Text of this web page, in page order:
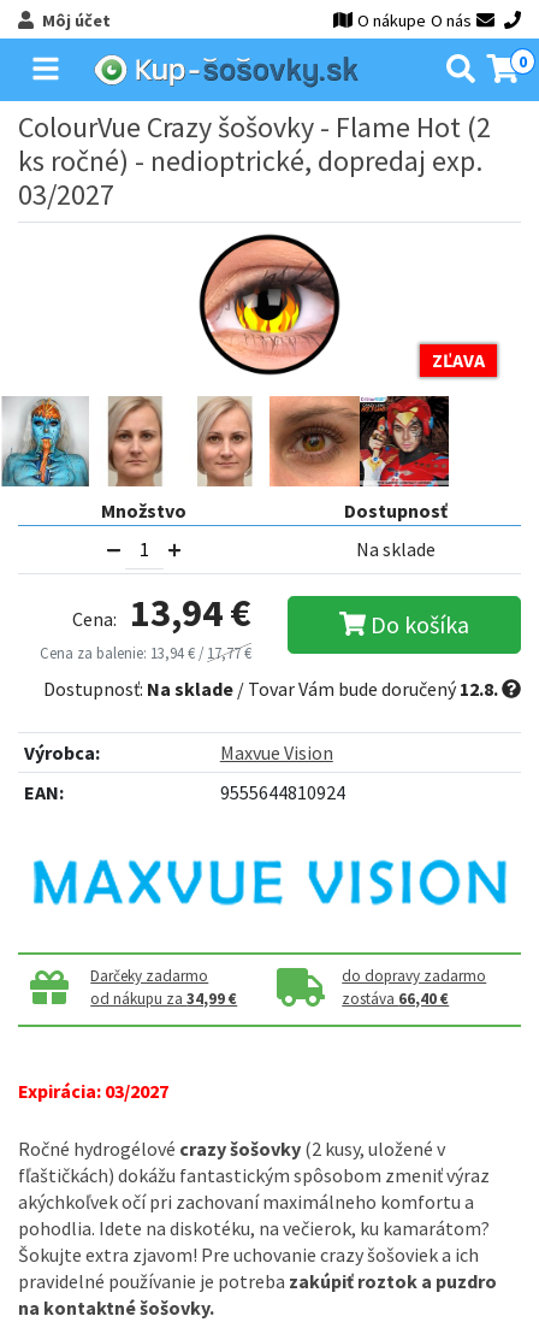
Môj účet O nákupe O nás
0
ColourVue Crazy šošovky - Flame Hot (2
ks ročné) - nedioptrické, dopredaj exp.
03/2027
ZĽAVA
Množstvo
Dostupnosť
Na sklade
Cena: 13,94 €
Cena za balenie: 13,94 € /17,77 €
Do košíka
Dostupnosť: Na sklade / Tovar Vám bude doručený12.8.
Výrobca:
Maxvue Vision
EAN:
9555644810924
Darčeky zadarmo
od nákupu za34,99 €
do dopravy zadarmo
zostáva 66,40 €
Expirácia: 03/2027
Ročné hydrogélové crazy šošovky (2 kusy, uložené v
fľaštičkách) dokážu fantastickým spôsobom zmeniť výraz
akýchkoľvek očí pri zachovaní maximálneho komfortu a
pohodlia. Idete na diskotéku, na večierok, ku kamarátom?
Šokujte extra zjavom! Pre uchovanie crazy šošoviek a ich
pravidelné používanie je potreba zakúpiť roztok a puzdro
na kontaktné šošovky.